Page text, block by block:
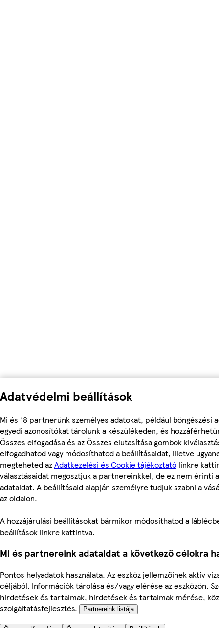
Adatvédelmi beállítások
Mi és 18 partnerünk személyes adatokat, például böngészési
egyedi azonosítókat tárolunk a készülékeden, és
Összes elfogadása és az Összes elutasítása gombok
elfogadhatod vagy módosíthatod a beállításaidat, illetve
megteheted azAdatkezelési és Cookie tájékoztató linkre
választásaidat megosztjuk a partnereinkkel, de ez nem érinti
adataidat. A beállításaid alapján személyre tudjuk szabni a
az oldalon.
A hozzájárulási beállításokat bármikor módosíthatod a
beállítások linkre kattintva.
Mi és partnereink adataidat a következő célokra
Pontos helyadatok használata. Az eszköz jellemzőinek aktív
céljából. Információk tárolása és/vagy elérése az eszközön.
hirdetések és tartalmak, hirdetések és tartalmak mérése,
szolgáltatásfejlesztés.
Partnereink listája